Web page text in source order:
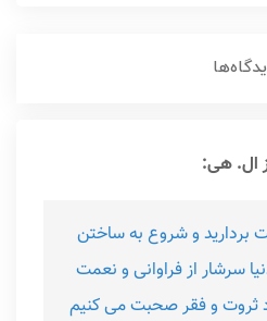
ال. هی:
و شروع به ساختن
سرشار از فراوانی و نعمت
ثروت و فقر صحبت می کنیم